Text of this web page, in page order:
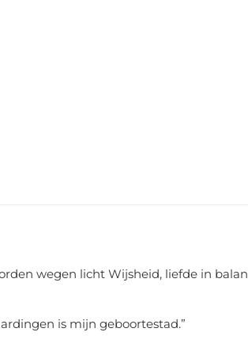
wegen licht Wijsheid, liefde in
is mijn geboortestad.”